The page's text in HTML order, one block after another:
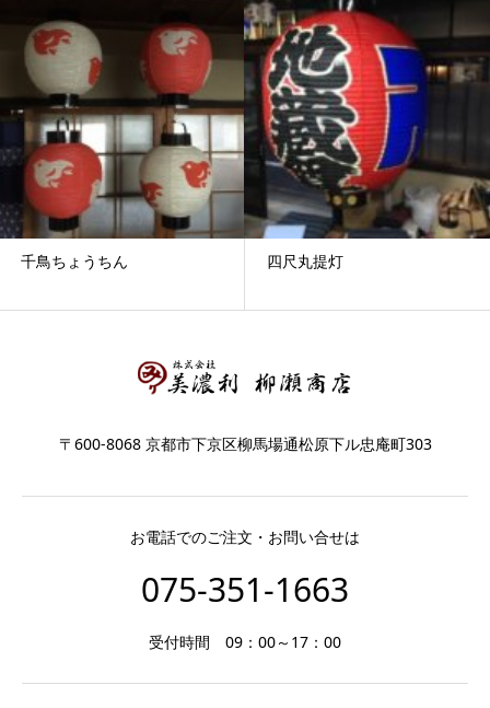
千鳥ちょうちん 四尺丸提灯
〒600-8068 京都市下京区柳馬場通松原下ル忠庵町303
お電話でのご注文・お問い合せは
075-351-1663
受付時間 09：00～17：00